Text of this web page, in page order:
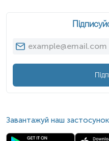
Завантажуй наш застосунок